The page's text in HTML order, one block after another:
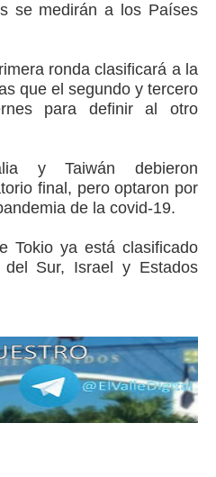
se medirán a los Países
ronda clasificará a la
que el segundo y tercero
para definir al otro
y Taiwán debieron
final, pero optaron por
de la covid-19.
Tokio ya está clasificado
del Sur, Israel y Estados